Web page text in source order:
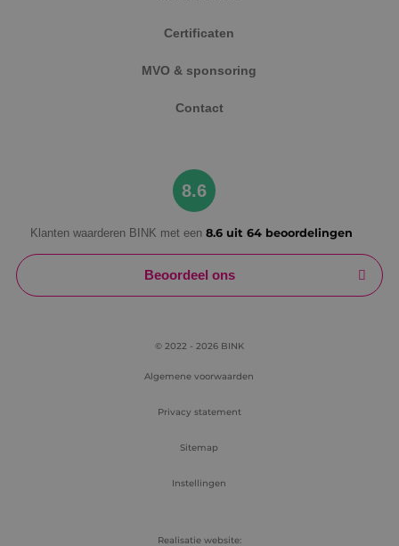
Certificaten
MVO & sponsoring
Contact
8.6
Klanten waarderen BINK met een 8.6 uit 64 beoordelingen
Beoordeel ons
© 2022 - 2026 BINK
Algemene voorwaarden
Privacy statement
Sitemap
Instellingen
Realisatie website:
weken